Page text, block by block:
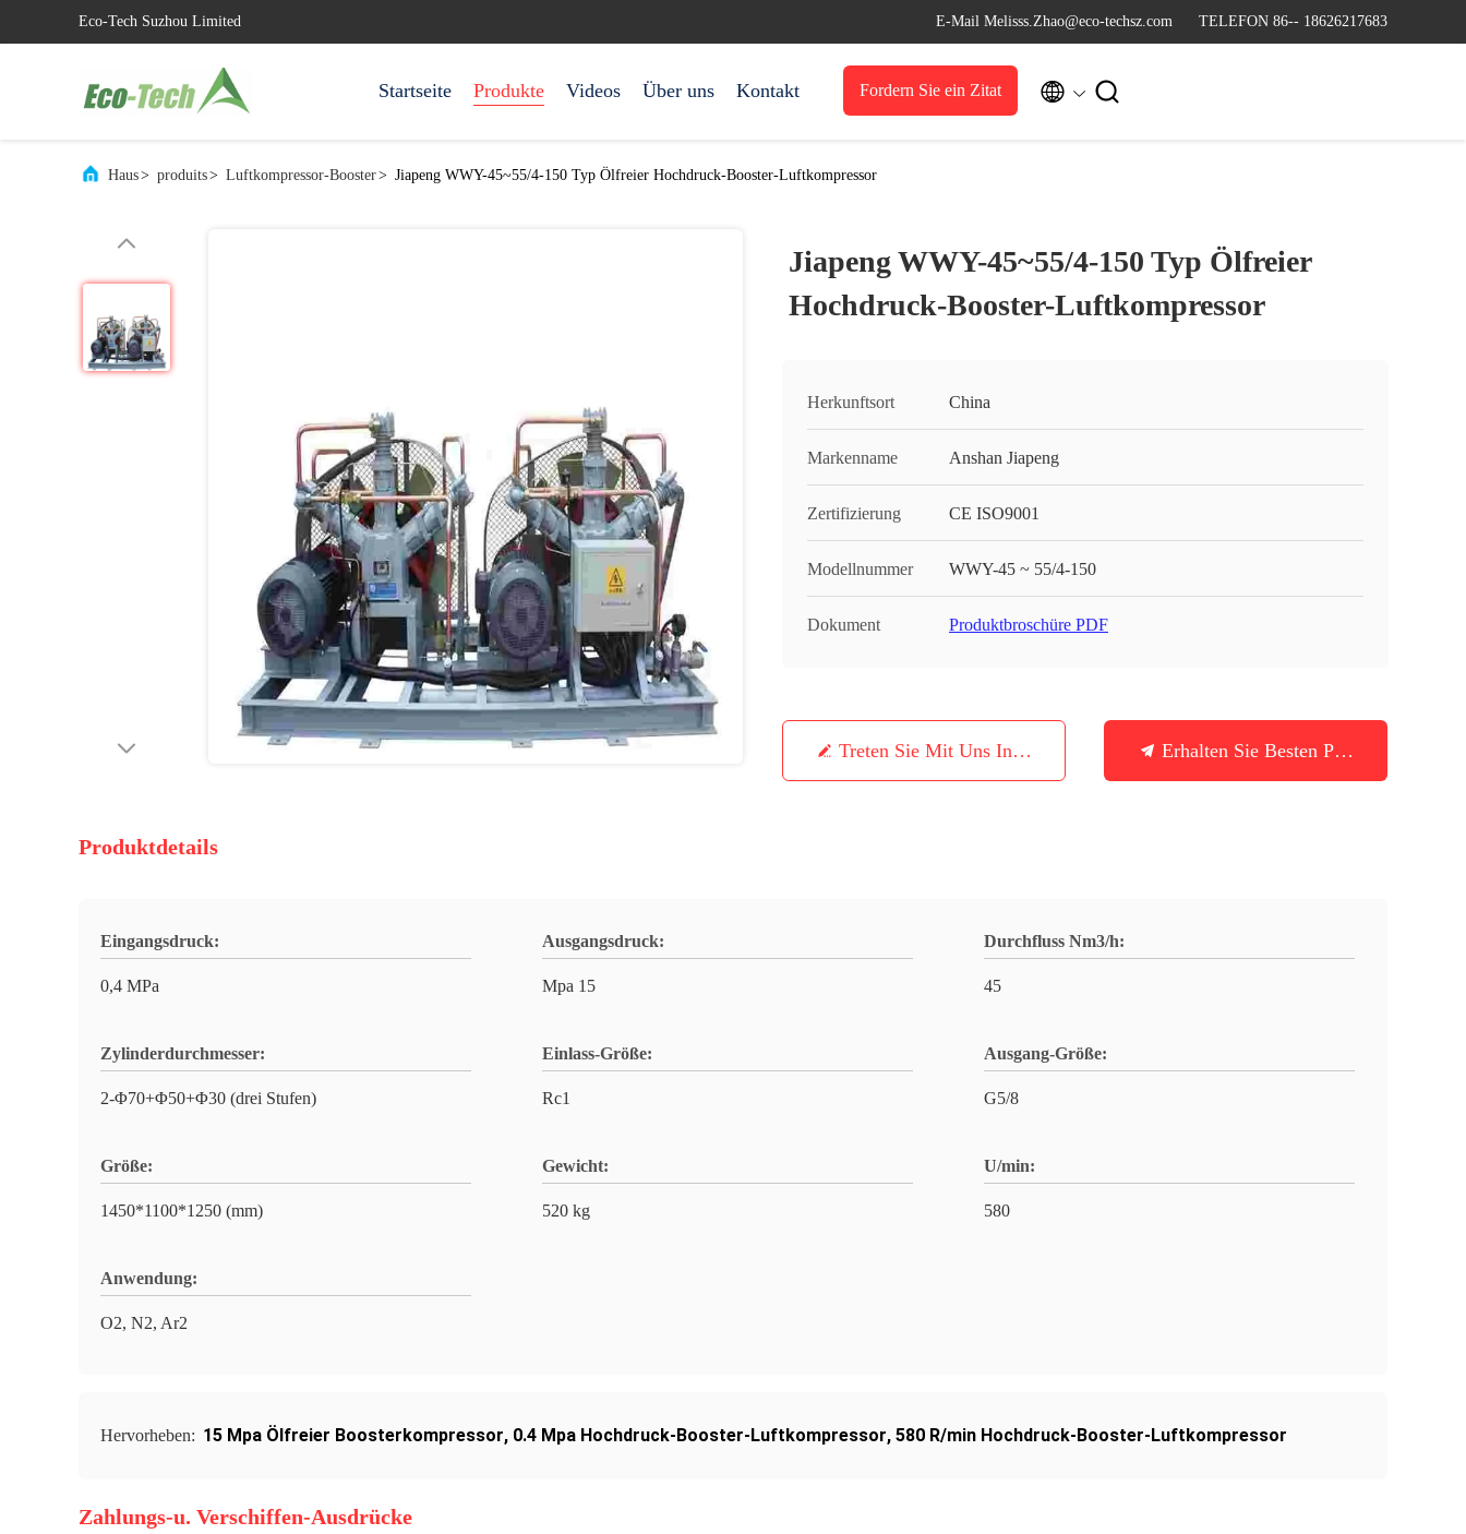
Eco-Tech Suzhou Limited E-Mail Melisss.Zhao@eco-techsz.com TELEFON 86-- 18626217683
Startseite Produkte Videos Über uns Kontakt Fordern Sie ein Zitat  
Haus> produits> Luftkompressor-Booster> Jiapeng WWY-45~55/4-150 Typ Ölfreier Hochdruck-Booster-Luftkompressor
Jiapeng WWY-45~55/4-150 Typ Ölfreier
Hochdruck-Booster-Luftkompressor
Herkunftsort China
Markenname Anshan Jiapeng
Zertifizierung CE ISO9001
Modellnummer WWY-45 ~ 55/4-150
Dokument Produktbroschüre PDF
Treten Sie Mit Uns In Verbindung Erhalten Sie Besten Preis
Produktdetails
Eingangsdruck:
0,4 MPa
Ausgangsdruck:
Mpa 15
Durchfluss Nm3/h:
45
Zylinderdurchmesser:
2-Φ70+Φ50+Φ30 (drei Stufen)
Einlass-Größe:
Rc1
Ausgang-Größe:
G5/8
Größe:
1450*1100*1250 (mm)
Gewicht:
520 kg
U/min:
580
Anwendung:
O2, N2, Ar2
Hervorheben: 15 Mpa Ölfreier Boosterkompressor, 0.4 Mpa Hochdruck-Booster-Luftkompressor, 580 R/min Hochdruck-Booster-Luftkompressor
Zahlungs-u. Verschiffen-Ausdrücke